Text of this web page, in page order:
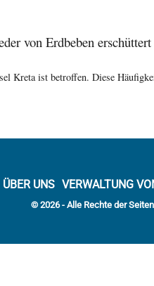
von Erdbeben erschüttert
Kreta ist betroffen. Diese
ÜBER UNS VERWALTUNG
© 2026 - Alle Rechte der